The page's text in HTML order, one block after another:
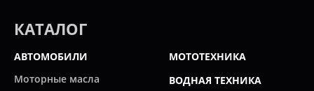
КАТАЛОГ
АВТОМОБИЛИ
Моторные масла
МОТОТЕХНИКА
ВОДНАЯ ТЕХНИКА